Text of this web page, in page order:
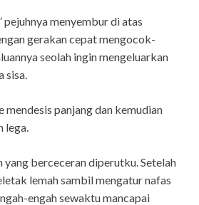
menyembur di atas
gerakan cepat mengocok-
seolah ingin mengeluarkan
sisa.
mendesis panjang dan kemudian
lega.
yang berceceran diperutku. Setelah
lemah sambil mengatur nafas
engah sewaktu mancapai